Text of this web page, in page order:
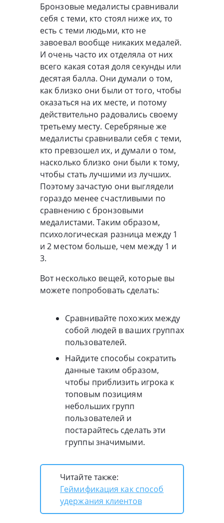
Бронзовые медалисты сравнивали
себя с теми, кто стоял ниже их, то
есть с теми людьми, кто не
завоевал вообще никаких медалей.
И очень часто их отделяла от них
всего какая сотая доля секунды или
десятая балла. Они думали о том,
как близко они были от того, чтобы
оказаться на их месте, и потому
действительно радовались своему
третьему месту. Серебряные же
медалисты сравнивали себя с теми,
кто превзошел их, и думали о том,
насколько близко они были к тому,
чтобы стать лучшими из лучших.
Поэтому зачастую они выглядели
гораздо менее счастливыми по
сравнению с бронзовыми
медалистами. Таким образом,
психологическая разница между 1
и 2 местом больше, чем между 1 и
3.
Вот несколько вещей, которые вы
можете попробовать сделать:
Сравнивайте похожих между
собой людей в ваших группах
пользователей.
Найдите способы сократить
данные таким образом,
чтобы приблизить игрока к
топовым позициям
небольших групп
пользователей и
постарайтесь сделать эти
группы значимыми.
Читайте также:
Геймификация как способ
удержания клиентов